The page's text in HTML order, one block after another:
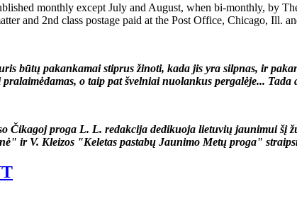
monthly except July and August, when bi-monthly, by
and 2nd class postage paid at the Post Office, Chicago, Ill.
būtų pakankamai stiprus žinoti, kada jis yra silpnas, ir
o taip pat švelniai nuolankus pergalėje...
Čikagoj proga L. L. redakcija dedikuoja lietuvių jaunimui šį
ir V. Kleizos "Keletas pastabų Jaunimo Metų proga"